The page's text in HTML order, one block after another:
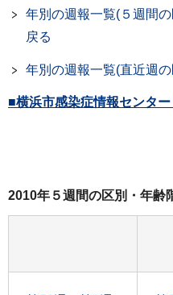
年別の週報一覧(５週間
戻る
年別の週報一覧(直近週
■横浜市感染症情報センタ
2010年５週間の区別・年齢